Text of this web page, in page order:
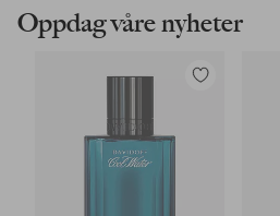
Oppdag våre nyheter
Legg